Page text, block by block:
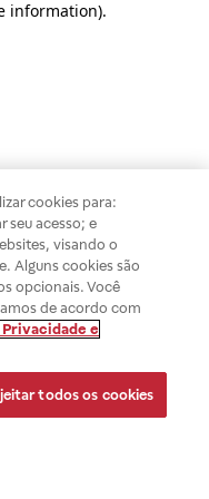
information).
cookies para:
seu acesso; e
visando o
Alguns cookies são
opcionais. Você
de acordo com
e
todos os cookies